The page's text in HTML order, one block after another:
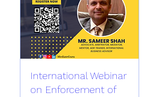
International Webinar
on Enforcement of